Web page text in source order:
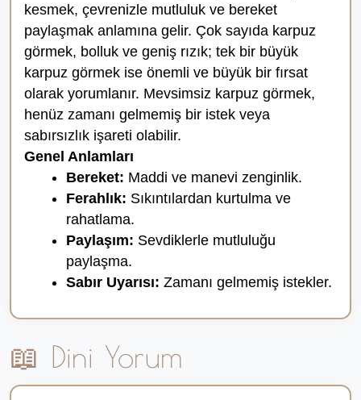
kesmek, çevrenizle mutluluk ve bereket
paylaşmak anlamına gelir. Çok sayıda karpuz
görmek, bolluk ve geniş rızık; tek bir büyük
karpuz görmek ise önemli ve büyük bir fırsat
olarak yorumlanır. Mevsimsiz karpuz görmek,
henüz zamanı gelmemiş bir istek veya
sabırsızlık işareti olabilir.
Genel Anlamları
Bereket: Maddi ve manevi zenginlik.
Ferahlık: Sıkıntılardan kurtulma ve
rahatlama.
Paylaşım: Sevdiklerle mutluluğu
paylaşma.
Sabır Uyarısı: Zamanı gelmemiş istekler.
📖 Dini Yorum